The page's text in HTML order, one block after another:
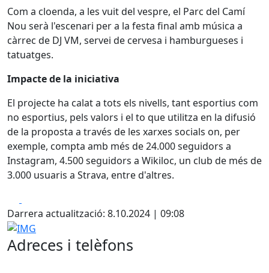
Com a cloenda, a les vuit del vespre, el Parc del Camí
Nou serà l'escenari per a la festa final amb música a
càrrec de DJ VM, servei de cervesa i hamburgueses i
tatuatges.
Impacte de la iniciativa
El projecte ha calat a tots els nivells, tant esportius com
no esportius, pels valors i el to que utilitza en la difusió
de la proposta a través de les xarxes socials on, per
exemple, compta amb més de 24.000 seguidors a
Instagram, 4.500 seguidors a Wikiloc, un club de més de
3.000 usuaris a Strava, entre d'altres.
Darrera actualització: 8.10.2024 | 09:08
IMG
Adreces i telèfons